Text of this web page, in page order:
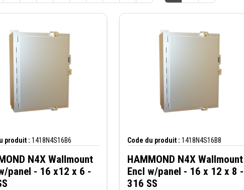
produit : 1418N4S16B6
N4X Wallmount
panel - 16 x12 x 6 -
Code du produit : 1418N4S16B8
HAMMOND N4X Wallmount
Encl w/panel - 16 x 12 x 8 -
316 SS